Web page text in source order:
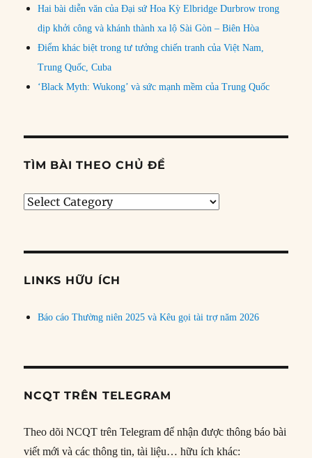
Hai bài diễn văn của Đại sứ Hoa Kỳ Elbridge Durbrow trong
dịp khởi công và khánh thành xa lộ Sài Gòn – Biên Hòa
Điểm khác biệt trong tư tưởng chiến tranh của Việt Nam,
Trung Quốc, Cuba
‘Black Myth: Wukong’ và sức mạnh mềm của Trung Quốc
TÌM BÀI THEO CHỦ ĐỀ
Tìm
đề
LINKS HỮU ÍCH
Báo cáo Thường niên 2025 và Kêu gọi tài trợ năm 2026
NCQT TRÊN TELEGRAM
Theo dõi NCQT trên Telegram để nhận được thông báo bài
viết mới và các thông tin, tài liệu… hữu ích khác: